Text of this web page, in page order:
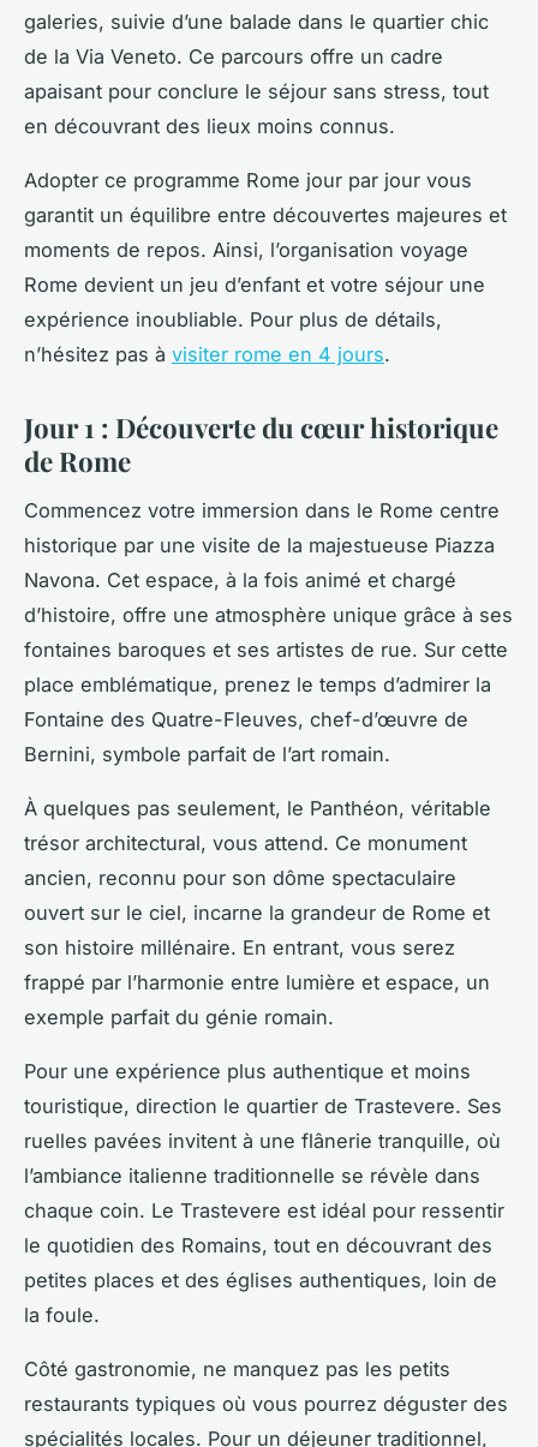
galeries, suivie d’une balade dans le quartier chic
de la Via Veneto. Ce parcours offre un cadre
apaisant pour conclure le séjour sans stress, tout
en découvrant des lieux moins connus.
Adopter ce programme Rome jour par jour vous
garantit un équilibre entre découvertes majeures et
moments de repos. Ainsi, l’organisation voyage
Rome devient un jeu d’enfant et votre séjour une
expérience inoubliable. Pour plus de détails,
n’hésitez pas à visiter rome en 4 jours.
Jour 1 : Découverte du cœur historique
de Rome
Commencez votre immersion dans le Rome centre
historique par une visite de la majestueuse Piazza
Navona. Cet espace, à la fois animé et chargé
d’histoire, offre une atmosphère unique grâce à ses
fontaines baroques et ses artistes de rue. Sur cette
place emblématique, prenez le temps d’admirer la
Fontaine des Quatre-Fleuves, chef-d’œuvre de
Bernini, symbole parfait de l’art romain.
À quelques pas seulement, le Panthéon, véritable
trésor architectural, vous attend. Ce monument
ancien, reconnu pour son dôme spectaculaire
ouvert sur le ciel, incarne la grandeur de Rome et
son histoire millénaire. En entrant, vous serez
frappé par l’harmonie entre lumière et espace, un
exemple parfait du génie romain.
Pour une expérience plus authentique et moins
touristique, direction le quartier de Trastevere. Ses
ruelles pavées invitent à une flânerie tranquille, où
l’ambiance italienne traditionnelle se révèle dans
chaque coin. Le Trastevere est idéal pour ressentir
le quotidien des Romains, tout en découvrant des
petites places et des églises authentiques, loin de
la foule.
Côté gastronomie, ne manquez pas les petits
restaurants typiques où vous pourrez déguster des
spécialités locales. Pour un déjeuner traditionnel,